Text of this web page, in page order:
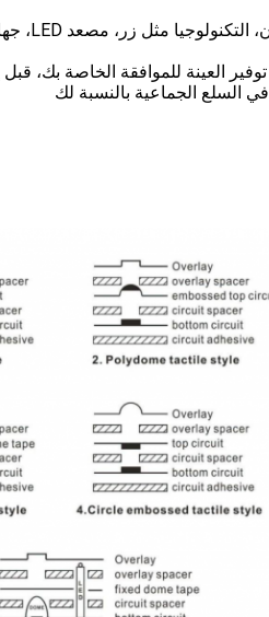
العينة للموافقة الخاصة بك،
السلع الجماعية بالنسبة لك